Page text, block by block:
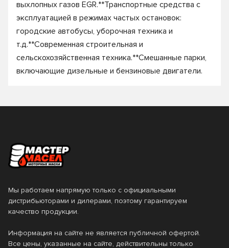
выхлопных газов EGR.**Транспортные средства с
эксплуатацией в режимах частых остановок:
городские автобусы, уборочная техника и
т.д.**Современная строительная и
сельскохозяйственная техника.**Смешанные парки,
включающие дизельные и бензиновые двигатели.
Мы работаем напрямую только с официальными
дистрибьюторами и дилерами, поэтому гарантируем
качество продукции.
Информация на сайте не является публичной офертой.
Все цены, указанные на сайте, действительны только